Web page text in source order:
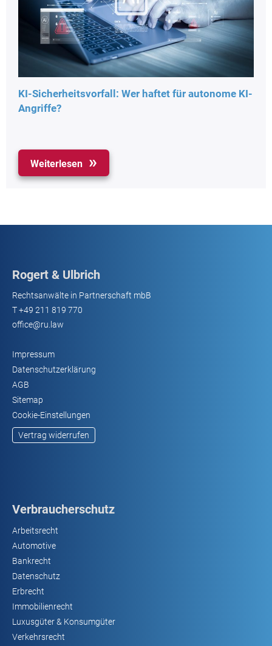
KI-Sicherheitsvorfall: Wer haftet für autonome KI-
Angriffe?
Weiterlesen
Rogert & Ulbrich
Rechtsanwälte in Partnerschaft mbB
T+49 211 819 770
office@ru.law
Impressum
Datenschutzerklärung
AGB
Sitemap
Cookie-Einstellungen
Vertrag widerrufen
Verbraucherschutz
Arbeitsrecht
Automotive
Bankrecht
Datenschutz
Erbrecht
Immobilienrecht
Luxusgüter & Konsumgüter
Verkehrsrecht